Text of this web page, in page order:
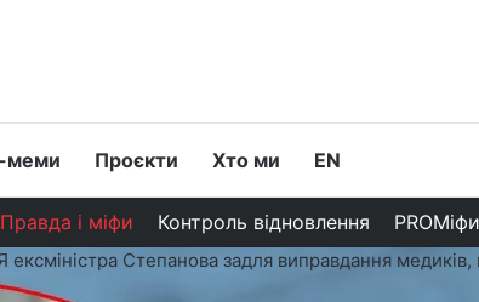
меми Проєкти Хто ми EN
і міфи Контроль відновлення PROМіфи
Степанова задля виправдання